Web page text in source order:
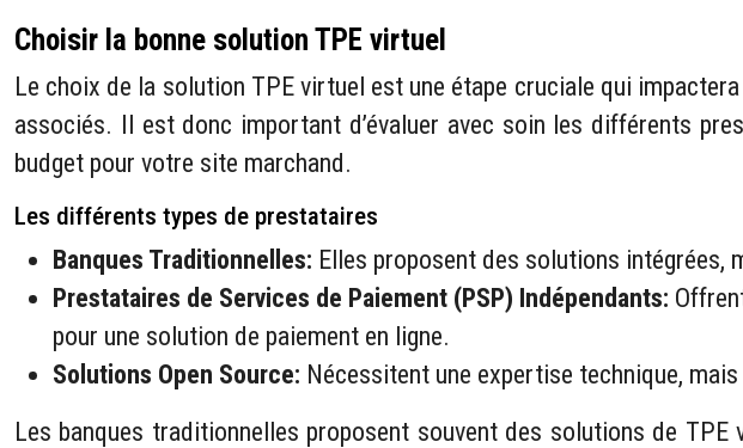
Choisir la bonne solution TPE virtuel
Le choix de la solution TPE virtuel est une étape cruciale qui
associés. Il est donc important d’évaluer avec soin les différents
budget pour votre site marchand.
Les différents types de prestataires
Banques Traditionnelles: Elles proposent des solutions intégrées,
Prestataires de Services de Paiement (PSP) Indépendants:
pour une solution de paiement en ligne.
Solutions Open Source: Nécessitent une expertise technique,
Les banques traditionnelles proposent souvent des solutions de